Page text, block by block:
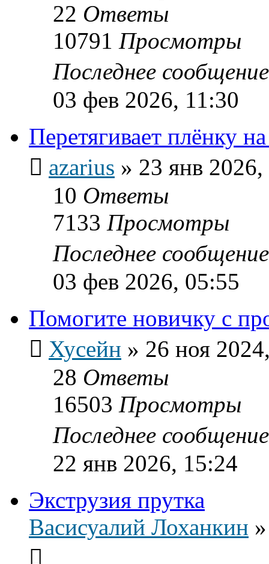
22 Ответы
10791 Просмотры
Последнее
03 фев 2026, 11:30
Перетягивает плёнку
azarius » 23 янв
10 Ответы
7133 Просмотры
Последнее
03 фев 2026, 05:55
Помогите новичку с
Хусейн » 26 ноя
28 Ответы
16503 Просмотры
Последнее
22 янв 2026, 15:24
Экструзия прутка
Васисуалий Лоханкин